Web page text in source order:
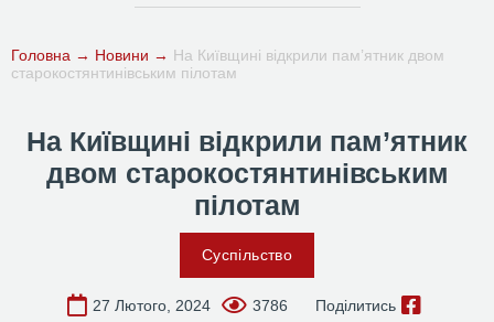
Головна → Новини → На Київщині відкрили пам’ятник двом
старокостянтинівським пілотам
На Київщині відкрили пам’ятник
двом старокостянтинівським
пілотам
Суспільство
27 Лютого, 2024 3786 Поділитись